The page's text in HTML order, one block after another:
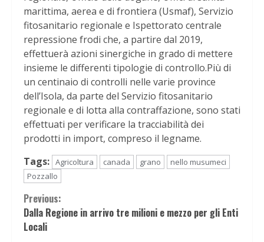
marittima, aerea e di frontiera (Usmaf), Servizio
fitosanitario regionale e Ispettorato centrale
repressione frodi che, a partire dal 2019,
effettuerà azioni sinergiche in grado di mettere
insieme le differenti tipologie di controllo.Più di
un centinaio di controlli nelle varie province
dell’Isola, da parte del Servizio fitosanitario
regionale e di lotta alla contraffazione, sono stati
effettuati per verificare la tracciabilità dei
prodotti in import, compreso il legname.
Tags: Agricoltura canada grano
nello musumeci
Pozzallo
Continue
Reading
Previous:
Dalla Regione in arrivo tre milioni e mezzo per gli Enti
Locali